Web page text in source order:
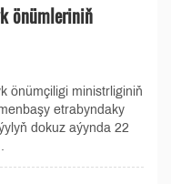
önümleriniň
önümçiligi ministrliginiň
etrabyndaky
dokuz aýynda 22